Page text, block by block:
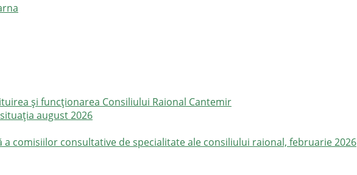
şi funcţionarea Consiliului Raional Cantemir
august 2026
a comisiilor consultative de specialitate ale consiliului raional, februarie 2026